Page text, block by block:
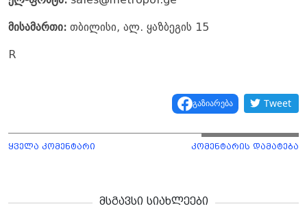
მისამართი: თბილისი, ალ. ყაზბეგის 15
R
გაზიარება Tweet
ყველა კომენტარი კომენტარის დამატება
მსგავსი სიახლეები